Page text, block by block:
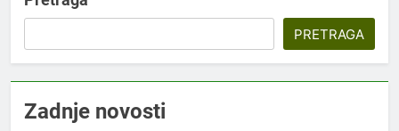
PRETRAGA
Zadnje novosti